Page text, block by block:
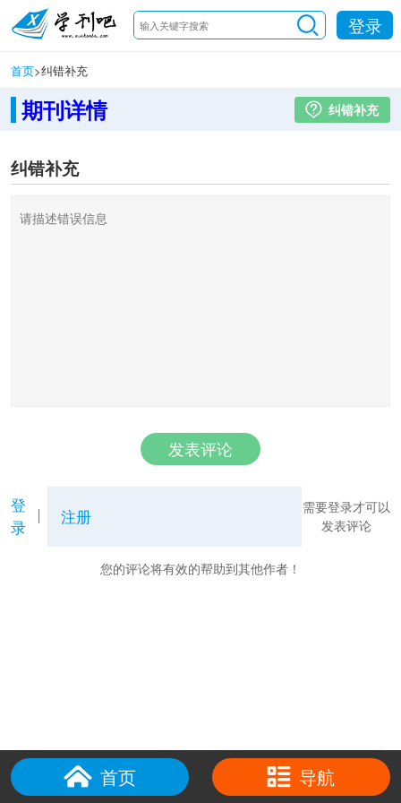
登录
首页>纠错补充
期刊详情 纠错补充
纠错补充
发表评论
登
录
注册
需要登录才可以
发表评论
您的评论将有效的帮助到其他作者！
首页 导航